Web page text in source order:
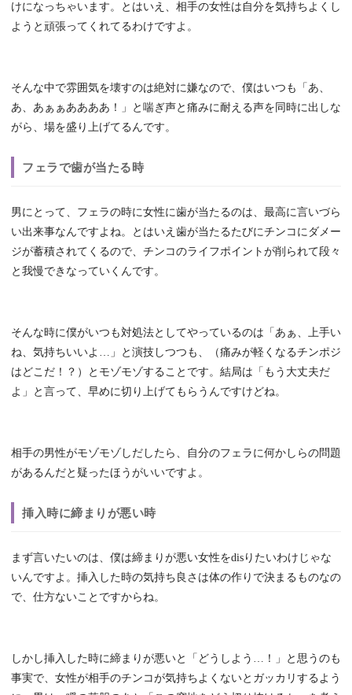
けになっちゃいます。とはいえ、相手の女性は自分を気持ちよくし
ようと頑張ってくれてるわけですよ。
そんな中で雰囲気を壊すのは絶対に嫌なので、僕はいつも「あ、
あ、あぁぁああああ！」と喘ぎ声と痛みに耐える声を同時に出しな
がら、場を盛り上げてるんです。
フェラで歯が当たる時
男にとって、フェラの時に女性に歯が当たるのは、最高に言いづら
い出来事なんですよね。とはいえ歯が当たるたびにチンコにダメー
ジが蓄積されてくるので、チンコのライフポイントが削られて段々
と我慢できなっていくんです。
そんな時に僕がいつも対処法としてやっているのは「あぁ、上手い
ね、気持ちいいよ…」と演技しつつも、（痛みが軽くなるチンポジ
はどこだ！？）とモゾモゾすることです。結局は「もう大丈夫だ
よ」と言って、早めに切り上げてもらうんですけどね。
相手の男性がモゾモゾしだしたら、自分のフェラに何かしらの問題
があるんだと疑ったほうがいいですよ。
挿入時に締まりが悪い時
まず言いたいのは、僕は締まりが悪い女性をdisりたいわけじゃな
いんですよ。挿入した時の気持ち良さは体の作りで決まるものなの
で、仕方ないことですからね。
しかし挿入した時に締まりが悪いと「どうしよう…！」と思うのも
事実で、女性が相手のチンコが気持ちよくないとガッカリするよう